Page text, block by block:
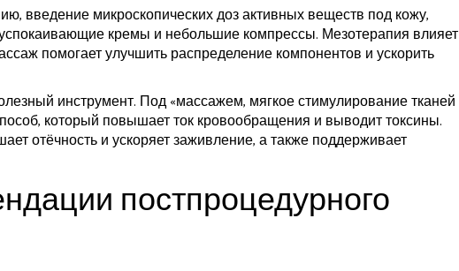
, введение микроскопических доз активных веществ под кожу,
кремы и небольшие компрессы. Мезотерапия влияет
помогает улучшить распределение компонентов и ускорить
инструмент. Под «массажем, мягкое стимулирование тканей
который повышает ток кровообращения и выводит токсины.
отёчность и ускоряет заживление, а также поддерживает
постпроцедурного